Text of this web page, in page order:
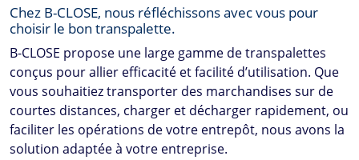
Chez B-CLOSE, nous réfléchissons avec vous pour
choisir le bon transpalette.
B-CLOSE propose une large gamme de transpalettes
conçus pour allier efficacité et facilité d’utilisation. Que
vous souhaitiez transporter des marchandises sur de
courtes distances, charger et décharger rapidement, ou
faciliter les opérations de votre entrepôt, nous avons la
solution adaptée à votre entreprise.